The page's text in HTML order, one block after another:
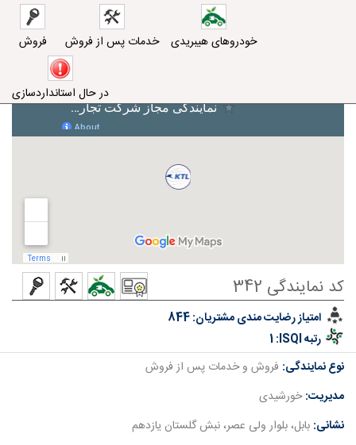
فروش خدمات پس از فروش خودروهای هیبریدی
در حال استانداردسازی
کد نمایندگی 342
امتیاز رضایت مندی مشتریان:
رتبه ISQI:
1
نوع نمایندگی: فروش و خدمات پس از فروش
مدیریت:خورشیدی
نشانی: بابل، بلوار ولی عصر، نبش گلستان یازدهم